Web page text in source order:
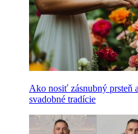
Ako nosiť zásnubný prsteň
svadobné tradície